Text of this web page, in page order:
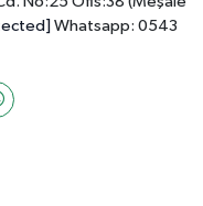
Whatsapp: 0543